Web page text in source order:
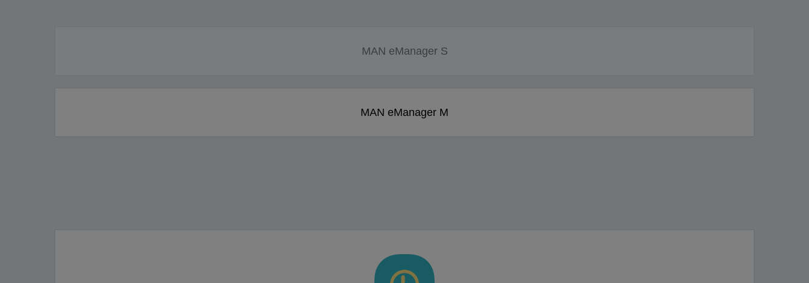
MAN eManager S
MAN eManager M